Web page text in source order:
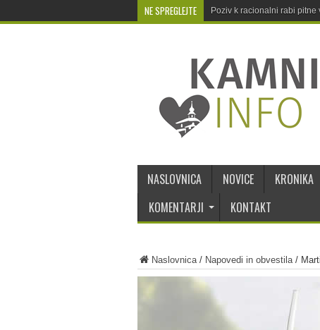
NE SPREGLEJTE Poziv k racionalni rabi pitne
NASLOVNICA NOVICE KRONIKA
KOMENTARJI
KONTAKT
Naslovnica/ Napovedi in obvestila/